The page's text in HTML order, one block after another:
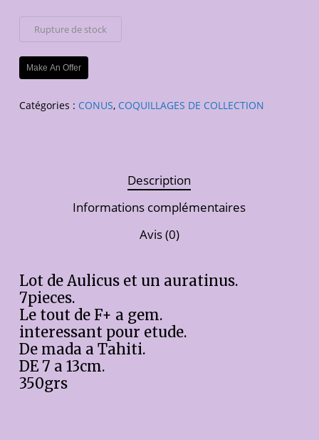
Rupture de stock
Make An Offer
Catégories : CONUS, COQUILLAGES DE COLLECTION
Description
Informations complémentaires
Avis (0)
Lot de Aulicus et un auratinus.
7pieces.
Le tout de F+ a gem.
interessant pour etude.
De mada a Tahiti.
DE 7 a 13cm.
350grs